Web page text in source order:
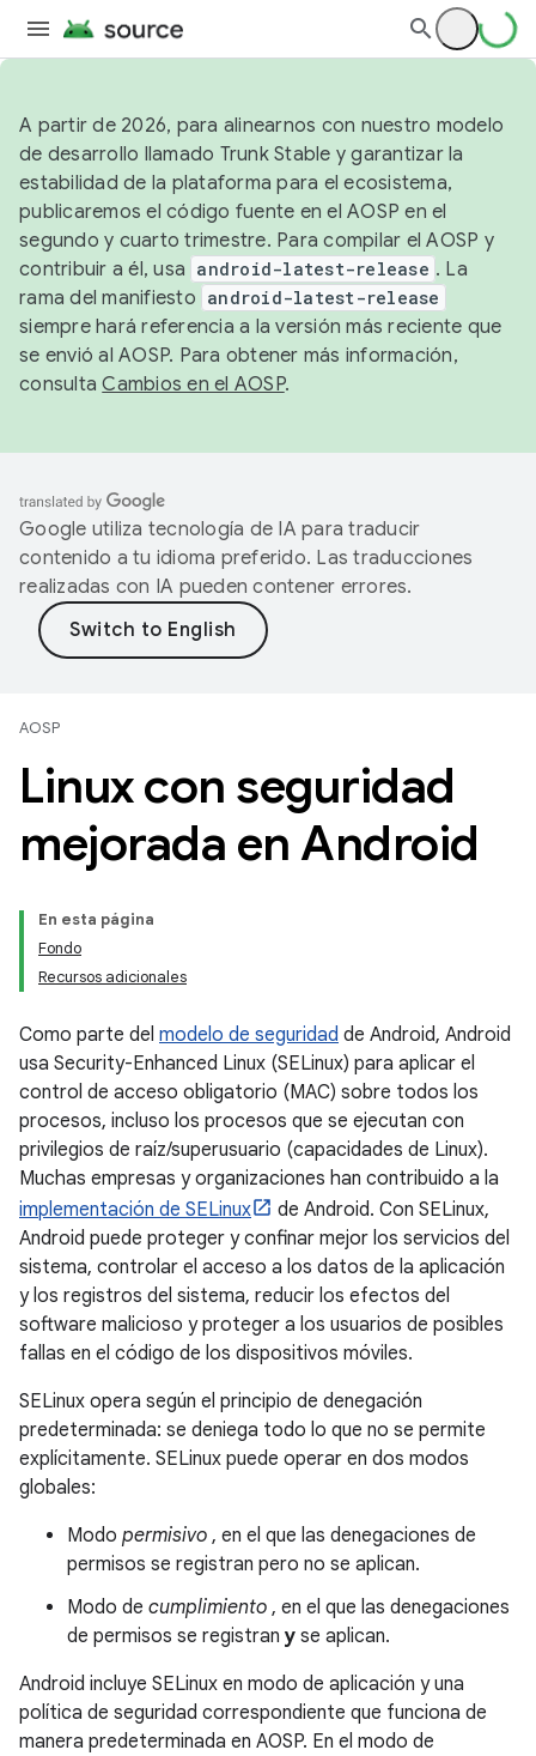
A partir de 2026, para alinearnos con nuestro modelo
de desarrollo llamado Trunk Stable y garantizar la
estabilidad de la plataforma para el ecosistema,
publicaremos el código fuente en el AOSP en el
segundo y cuarto trimestre. Para compilar el AOSP y
contribuir a él, usa android-latest-release . La
rama del manifiesto android-latest-release
siempre hará referencia a la versión más reciente que
se envió al AOSP. Para obtener más información,
consultaCambios en el AOSP.
Google utiliza tecnología de IA para traducir
contenido a tu idioma preferido. Las traducciones
realizadas con IA pueden contener errores.
AOSP
Linux con seguridad
mejorada en Android
En esta página
Fondo
Recursos adicionales
Como parte del modelo de seguridad de Android, Android
usa Security-Enhanced Linux (SELinux) para aplicar el
control de acceso obligatorio (MAC) sobre todos los
procesos, incluso los procesos que se ejecutan con
privilegios de raíz/superusuario (capacidades de Linux).
Muchas empresas y organizaciones han contribuido a la
implementación de SELinux
de Android. Con SELinux,
Android puede proteger y confinar mejor los servicios del
sistema, controlar el acceso a los datos de la aplicación
y los registros del sistema, reducir los efectos del
software malicioso y proteger a los usuarios de posibles
fallas en el código de los dispositivos móviles.
SELinux opera según el principio de denegación
predeterminada: se deniega todo lo que no se permite
explícitamente. SELinux puede operar en dos modos
globales:
Modo permisivo , en el que las denegaciones de
permisos se registran pero no se aplican.
Modo de cumplimiento , en el que las denegaciones
de permisos se registran y se aplican.
Android incluye SELinux en modo de aplicación y una
política de seguridad correspondiente que funciona de
manera predeterminada en AOSP. En el modo de